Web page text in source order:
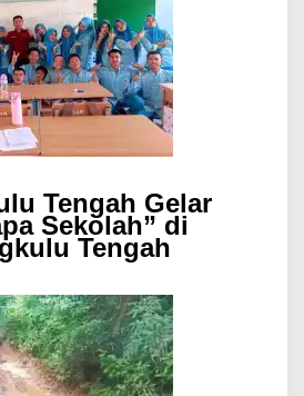
Tengah Gelar
Sekolah” di
Tengah